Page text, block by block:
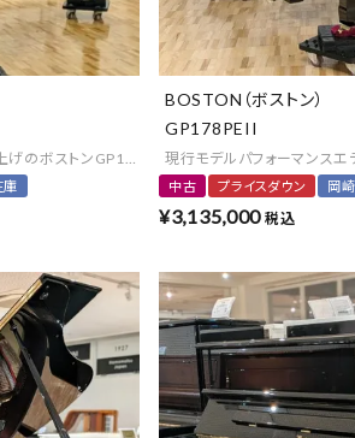
げのボストンGP193
庫
BOSTON（ボストン）
GP178PEII
現行モデルパフォーマンスエ
中古 プライスダウン 岡
¥3,135,000 税込